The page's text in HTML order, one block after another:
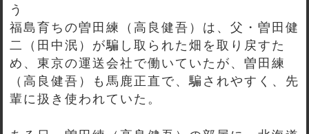
う
福島育ちの曽田練（高良健吾）は、父・曽田健
二（田中泯）が騙し取られた畑を取り戻すた
め、東京の運送会社で働いていたが、曽田練
（高良健吾）も馬鹿正直で、騙されやすく、先
輩に扱き使われていた。